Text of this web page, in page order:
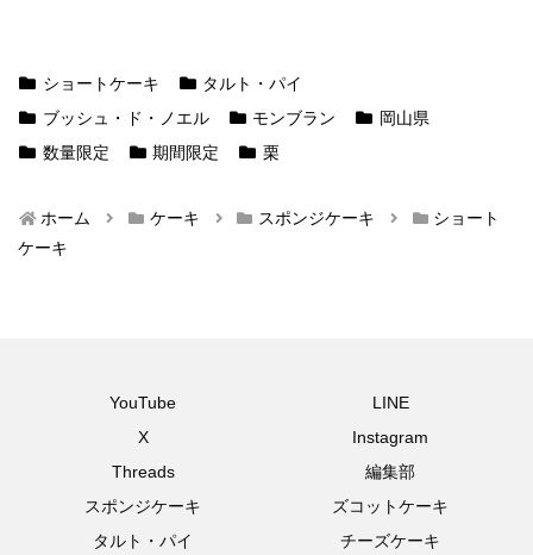
ショートケーキ
タルト・パイ
ブッシュ・ド・ノエル
モンブラン
岡山県
数量限定
期間限定 栗
ホーム ケーキ スポンジケーキ
ショート
ケーキ
YouTube
LINE
X
Instagram
Threads
編集部
スポンジケーキ
ズコットケーキ
タルト・パイ
チーズケーキ